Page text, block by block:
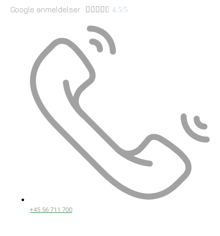
Google anmeldelser      4.5/5
+45 56 711 700